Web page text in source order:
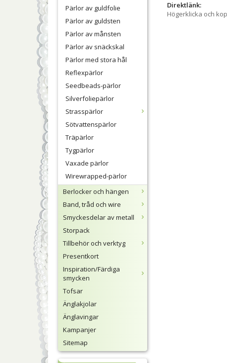
Pärlor av guldfolie
Pärlor av guldsten
Pärlor av månsten
Pärlor av snäckskal
Pärlor med stora hål
Reflexpärlor
Seedbeads-pärlor
Silverfoliepärlor
Strasspärlor
Sötvattenspärlor
Träpärlor
Tygpärlor
Vaxade pärlor
Wirewrapped-pärlor
Berlocker och hängen
Band, tråd och wire
Smyckesdelar av metall
Storpack
Tillbehör och verktyg
Presentkort
Inspiration/Färdiga
smycken
Tofsar
Änglakjolar
Änglavingar
Kampanjer
Sitemap
Direktlänk:
Högerklicka och